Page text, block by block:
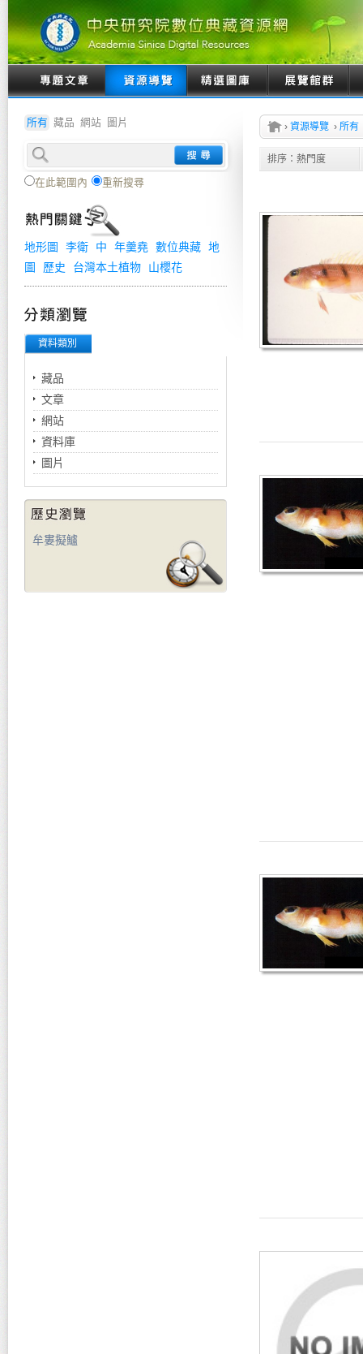
所有 藏品 網站 圖片
在此範圍內 重新搜尋
地形圖 李衛 中 年羹堯 數位典藏 地
圖
歷史 台灣本土植物 山櫻花
資料類別
藏品
文章
網站
資料庫
圖片
牟婁擬鱸
› 資源導覽 › 所有
排序： 熱門度